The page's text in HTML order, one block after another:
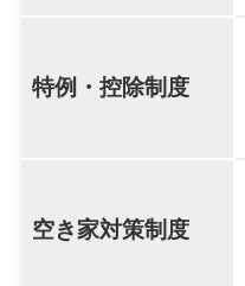
特例・控除制度
空き家対策制度